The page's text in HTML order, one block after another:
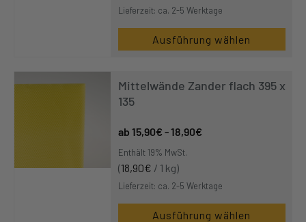
Lieferzeit: ca. 2-5 Werktage
Ausführung wählen
Mittelwände Zander flach 395 x
135
15,90€ -18,90€
Enthält 19% MwSt.
(18,90€ / 1 kg)
Lieferzeit: ca. 2-5 Werktage
Ausführung wählen